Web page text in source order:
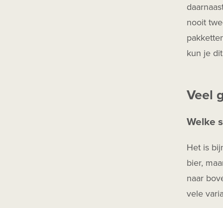
nooit
kun je
Veel
Welke
Het is
bier,
naar
vele